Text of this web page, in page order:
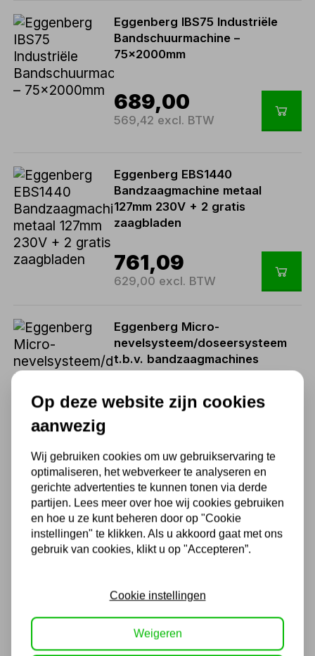
Eggenberg IBS75 Industriële
Bandschuurmachine –
75x2000mm
689,00
569,42 excl. BTW
Eggenberg EBS1440
Bandzaagmachine metaal
127mm 230V + 2 gratis
zaagbladen
761,09
629,00 excl. BTW
Eggenberg Micro-
nevelsysteem/doseersysteem
t.b.v. bandzaagmachines
840,95
Eggenberg EBS2480
Bandzaagmachine metaal
225mm 400V + GRATIS Lenox
Lintzagen PACK 1
Eggenberg EBS2480FP
Bandzaagmachine metaal
Op deze website zijn cookies
aanwezig
Wij gebruiken cookies om uw gebruikservaring te
optimaliseren, het webverkeer te analyseren en
gerichte advertenties te kunnen tonen via derde
partijen. Lees meer over hoe wij cookies gebruiken
en hoe u ze kunt beheren door op "Cookie
instellingen" te klikken. Als u akkoord gaat met ons
gebruik van cookies, klikt u op "Accepteren”.
Cookie instellingen
Weigeren